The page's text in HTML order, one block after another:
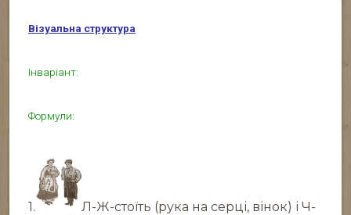
Візуальна структура
Інваріант:
Формули:
1.
Л-Ж-стоїть (рука на серці, вінок) і Ч-